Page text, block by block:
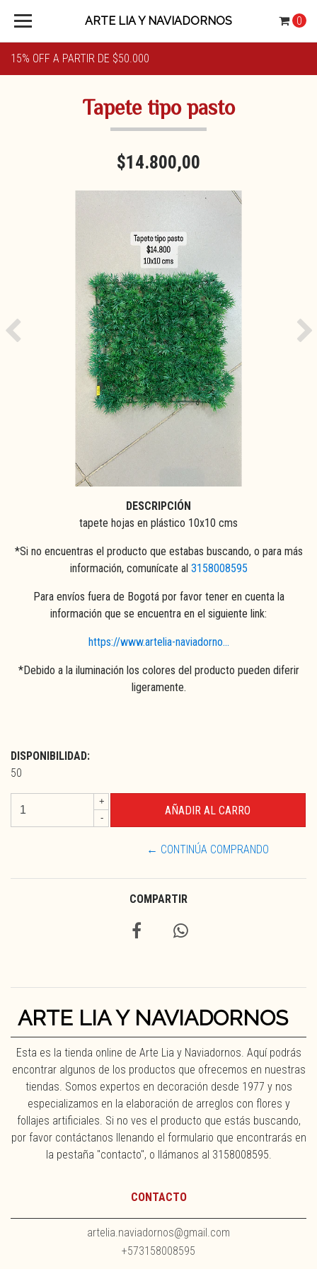
15% OFF A PARTIR DE $50.000
ARTE LIA Y NAVIADORNOS 0
Tapete tipo pasto
$14.800,00
Previous
DESCRIPCIÓN
tapete hojas en plástico 10x10 cms
*Si no encuentras el producto que estabas buscando, o para más
información, comunícate al 3158008595
Para envíos fuera de Bogotá por favor tener en cuenta la
información que se encuentra en el siguiente link:
https://www.artelia-naviadorno...
*Debido a la iluminación los colores del producto pueden diferir
ligeramente.
DISPONIBILIDAD:
50
+
-
← CONTINÚA COMPRANDO
COMPARTIR
ARTE LIA Y NAVIADORNOS
Esta es la tienda online de Arte Lia y Naviadornos. Aquí podrás
encontrar algunos de los productos que ofrecemos en nuestras
tiendas. Somos expertos en decoración desde 1977 y nos
especializamos en la elaboración de arreglos con flores y
follajes artificiales. Si no ves el producto que estás buscando,
por favor contáctanos llenando el formulario que encontrarás en
la pestaña "contacto", o llámanos al 3158008595.
CONTACTO
artelia.naviadornos@gmail.com
+573158008595